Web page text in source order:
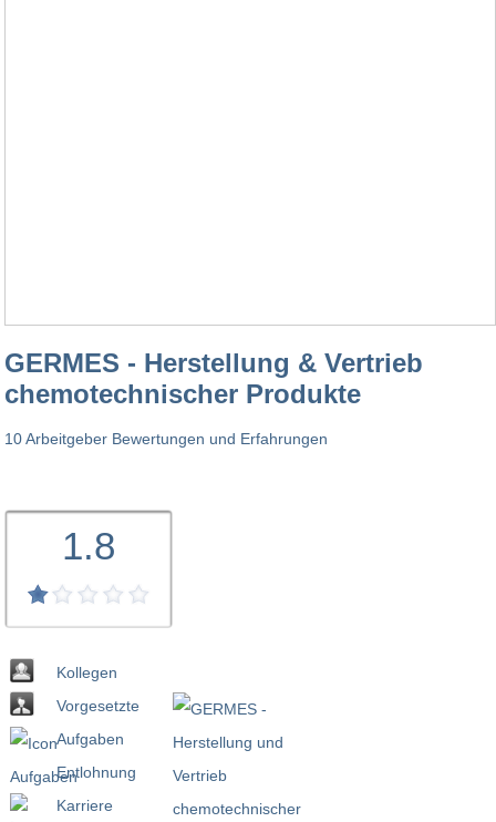
GERMES - Herstellung & Vertrieb
chemotechnischer Produkte
10 Arbeitgeber Bewertungen und Erfahrungen
1.8
Kollegen
Vorgesetzte
Aufgaben
Entlohnung
Karriere